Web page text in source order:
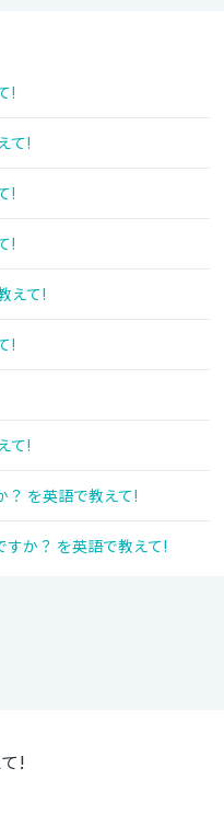
!
て!
!
!
えて!
!
て!
？ を英語で教えて!
か？ を英語で教えて!
!